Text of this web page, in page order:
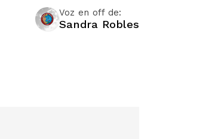
Voz en off de:
Sandra Robles